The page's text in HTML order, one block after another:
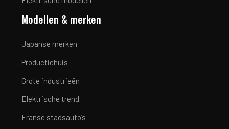
Modellen & merken
Japanse merken
Productiehuis
Grote industrieën
Elektrische trend
Franse stadsauto’s